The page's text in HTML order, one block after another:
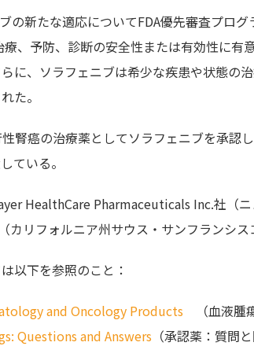
の新たな適応についてFDA優先審査プロ
、予防、診断の安全性または有効性に
に、ソラフェニブは希少な疾患や状態の
た。
腎癌の治療薬としてソラフェニブを承認
ている。
HealthCare Pharmaceuticals Inc.社（
カリフォルニア州サウス・サンフランシス
以下を参照のこと：
and Oncology Products （血液腫
Questions and Answers （承認薬：質問